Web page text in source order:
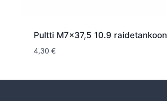
Pultti M7x37,5 10.9 raidetankoon
4,30 €